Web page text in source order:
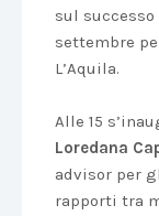
sul
settembre
L’Aquila.
Alle 15
Loredana
advisor per
rapporti tra